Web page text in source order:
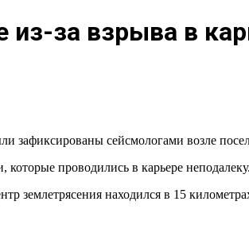
из-за взрыва в
зафиксированы сейсмологами возле
проводились в карьере
землетрясения находился в 15